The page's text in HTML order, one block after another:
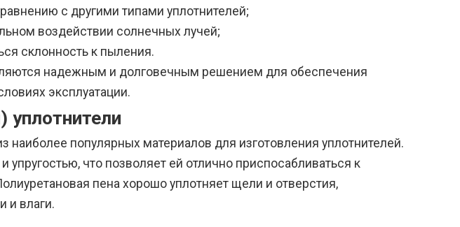
с другими типами уплотнителей;
воздействии солнечных лучей;
склонность к пыления.
надежным и долговечным решением для обеспечения
эксплуатации.
уплотнители
наиболее популярных материалов для изготовления уплотнителей.
что позволяет ей отлично приспосабливаться к
пена хорошо уплотняет щели и отверстия,
и влаги.